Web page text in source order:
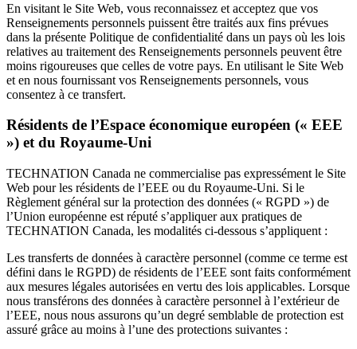
En visitant le Site Web, vous reconnaissez et acceptez que vos
Renseignements personnels puissent être traités aux fins prévues
dans la présente Politique de confidentialité dans un pays où les lois
relatives au traitement des Renseignements personnels peuvent être
moins rigoureuses que celles de votre pays. En utilisant le Site Web
et en nous fournissant vos Renseignements personnels, vous
consentez à ce transfert.
Résidents de l’Espace économique européen (« EEE
») et du Royaume-Uni
TECHNATION Canada ne commercialise pas expressément le Site
Web pour les résidents de l’EEE ou du Royaume-Uni. Si le
Règlement général sur la protection des données (« RGPD ») de
l’Union européenne est réputé s’appliquer aux pratiques de
TECHNATION Canada, les modalités ci-dessous s’appliquent :
Les transferts de données à caractère personnel (comme ce terme est
défini dans le RGPD) de résidents de l’EEE sont faits conformément
aux mesures légales autorisées en vertu des lois applicables. Lorsque
nous transférons des données à caractère personnel à l’extérieur de
l’EEE, nous nous assurons qu’un degré semblable de protection est
assuré grâce au moins à l’une des protections suivantes :